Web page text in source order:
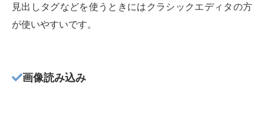
見出しタグなどを使うときにはクラシックエディタの方
が使いやすいです。
画像読み込み